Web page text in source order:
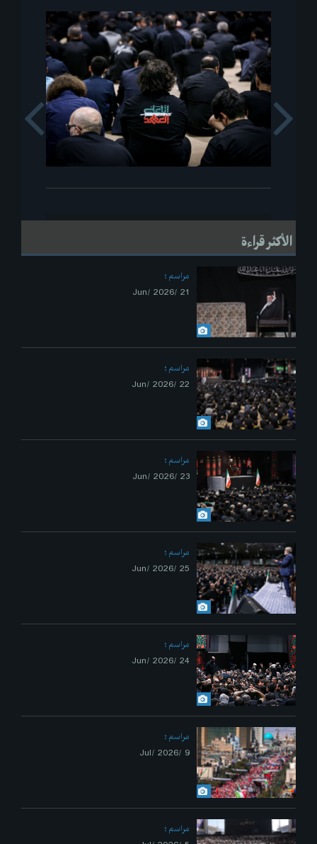
Next
الأكثر قراءة
مراسم
21 /Jun/ 2026
مراسم
22 /Jun/ 2026
مراسم
23 /Jun/ 2026
مراسم
25 /Jun/ 2026
مراسم
24 /Jun/ 2026
مراسم
9 /Jul/ 2026
مراسم